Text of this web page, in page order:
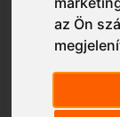
az Ön